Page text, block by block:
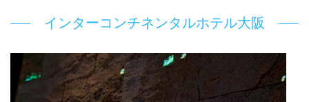
インターコンチネンタルホテル大阪